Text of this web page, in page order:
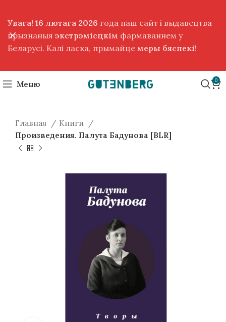
Меню 0
Главная
Книги
Произведения. Палута Бадунова [BLR]
Увага! 16 лютага 2026 года наш сайт і выдавецтва
прызнаныя экстрэмісцкім фармаваннем у
Беларусі. Калі ласка, прымайце меры бяспекі!